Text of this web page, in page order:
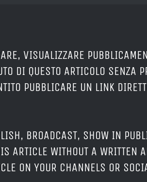
VISUALIZZARE
DI QUESTO ARTICOLO SENZA
PUBBLICARE UN LINK
BROADCAST, SHOW IN
ARTICLE WITHOUT A WRITTEN
ON YOUR CHANNELS OR